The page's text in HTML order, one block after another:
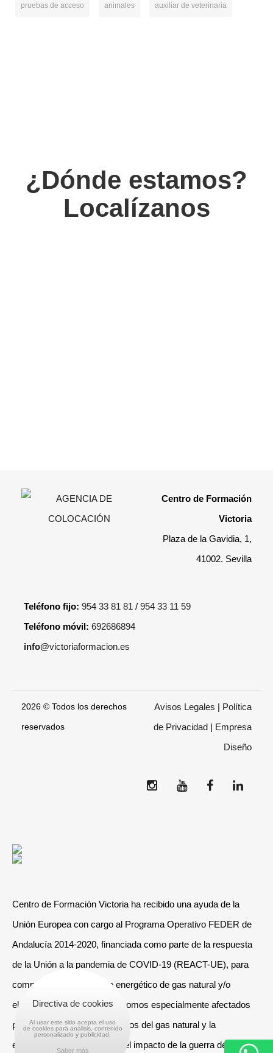
pruebas de acceso animales auxiliar de veterinaria
¿Dónde estamos?
Localízanos
Centro de Formación
Victoria
Plaza de la Gavidia, 1,
41002. Sevilla
Teléfono fijo: 954 33 81 81 / 954 33 11 59
Teléfono móvil: 692686894
info@victoriaformacion.es
2026 © Todos los derechos
reservados
Avisos Legales | Política
de Privacidad | Empresa
Diseño
Centro de Formación Victoria ha recibido una ayuda de la
Unión Europea con cargo al Programa Operativo FEDER de
Andalucía 2014-2020, financiada como parte de la respuesta
de la Unión a la pandemia de COVID-19 (REACT-UE), para
compensar el sobrecoste energético de gas natural y/o
electricidad a pymes y autónomos especialmente afectados
por el incremento de los precios del gas natural y la
electricidad provocados por el impacto de la guerra de
Directiva de cookies
Al usar este sitio acepta el uso
de cookies para análisis, contenido
personalizado y publicidad.
Saber más